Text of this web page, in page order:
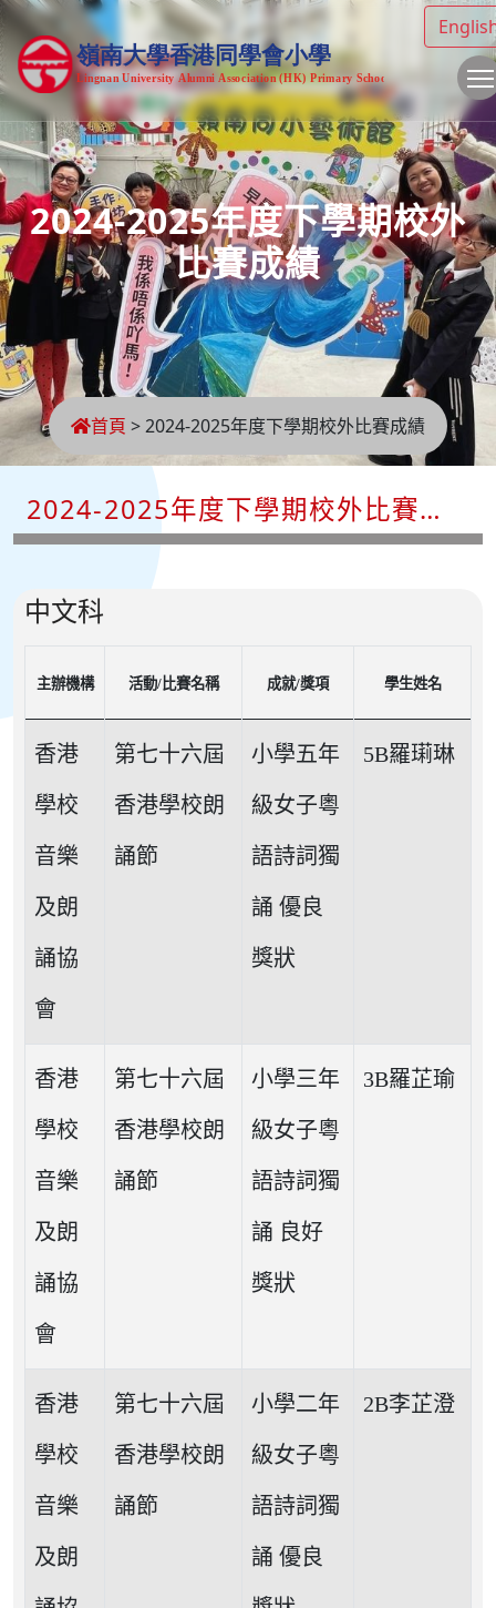
2024-2025年度下學期校外
比賽成績
首頁 >2024-2025年度下學期校外比賽成績
2024-2025年度下學期校外比賽成
績
中文科
主辦機構 活動/比賽名稱 成就/獎項 學生姓名
香港
學校
音樂
及朗
誦協
會
第七十六屆
香港學校朗
誦節
小學五年
級女子粵
語詩詞獨
誦 優良
獎狀
5B羅㻳琳
香港
學校
音樂
及朗
誦協
會
第七十六屆
香港學校朗
誦節
小學三年
級女子粵
語詩詞獨
誦 良好
獎狀
3B羅芷瑜
香港
學校
音樂
及朗
第七十六屆
香港學校朗
誦節
小學二年
級女子粵
語詩詞獨
誦 優良
2B李芷澄